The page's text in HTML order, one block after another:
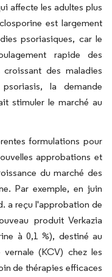
affecte les adultes plus
est largement
psoriasiques, car le
rapide des
des maladies
la demande
stimuler le marché au
formulations pour
approbations et
du marché des
Par exemple, en juin
a reçu l'approbation de
produit Verkazia
à 0,1 %), destiné au
(KCV) chez les
de thérapies efficaces